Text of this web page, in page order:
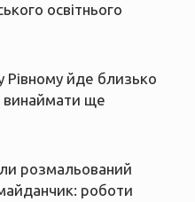
освітнього
Рівному йде близько
винаймати ще
розмальований
роботи